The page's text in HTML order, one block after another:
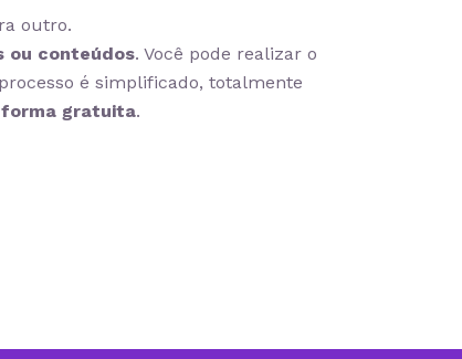
outro.
ou conteúdos. Você pode realizar o
é simplificado, totalmente
forma gratuita.